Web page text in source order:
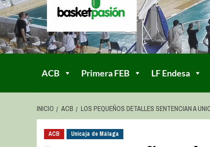
ACB Primera FEB LF Endesa
INICIO ACB LOS PEQUEÑOS DETALLES SENTENCIAN A
ACB Unicaja de Málaga